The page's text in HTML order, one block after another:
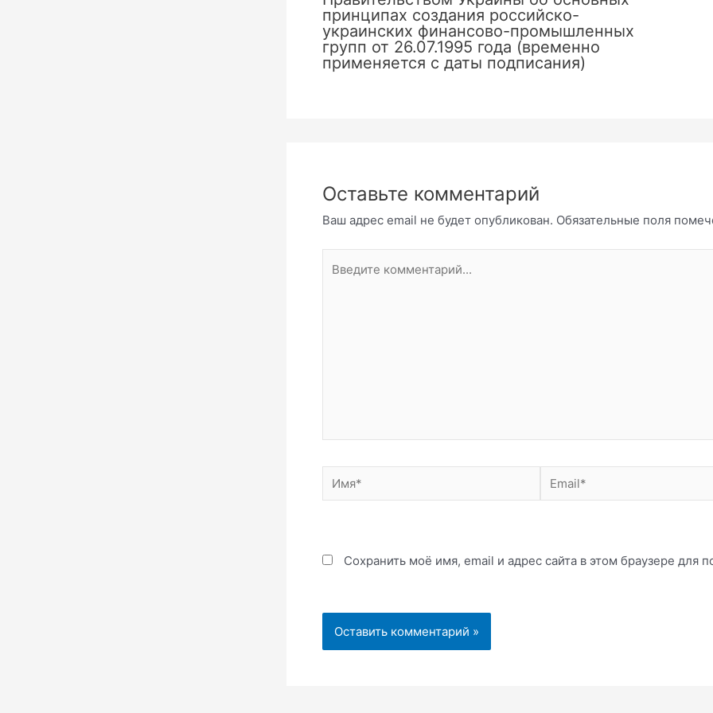
принципах создания российско-
украинских финансово-промышленных
групп от 26.07.1995 года (временно
применяется с даты подписания)
Оставьте комментарий
Ваш адрес email не будет опубликован. Обязательные поля
комментарий...
Имя* Email*
Сохранить моё имя, email и адрес сайта в этом браузере для